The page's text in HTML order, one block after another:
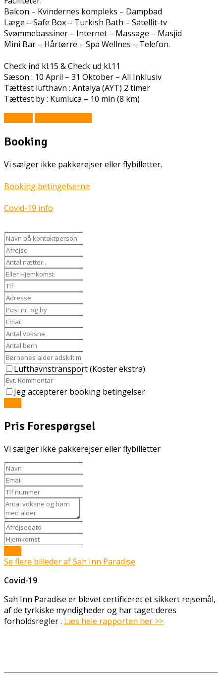
Balcon – Kvindernes kompleks – Dampbad
Læge – Safe Box – Turkish Bath – Satellit-tv
Svømmebassiner – Internet – Massage – Masjid
Mini Bar – Hårtørre – Spa Wellnes – Telefon.
Check ind kl.15 & Check ud kl.11
Sæson : 10 April – 31 Oktober – All Inklusiv
Tættest lufthavn : Antalya (AYT) 2 timer
Tættest by : Kumluca – 10 min (8 km)
Booking
Vi sælger ikke pakkerejser eller flybilletter.
Booking betingelserne
Covid-19 info
Lufthavnstransport (Koster ekstra)
Jeg accepterer booking betingelser
Pris Forespørgsel
Vi sælger ikke pakkerejser eller flybilletter
Se flere billeder af Sah Inn Paradise
Covid-19
Sah Inn Paradise er blevet certificeret et sikkert rejsemål,
af de tyrkiske myndigheder og har taget deres
forholdsregler . Læs hele rapporten her >>